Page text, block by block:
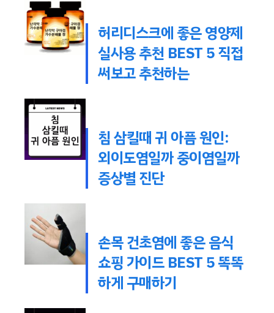
허리디스크에 좋은 영양제
실사용 추천 BEST 5 직접
써보고 추천하는
침 삼킬때 귀 아픔 원인:
외이도염일까 중이염일까
증상별 진단
손목 건초염에 좋은 음식
쇼핑 가이드 BEST 5 똑똑
하게 구매하기